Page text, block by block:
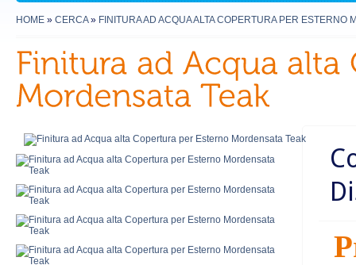
HOME » CERCA» FINITURA AD ACQUA ALTA COPERTURA PER ESTERNO